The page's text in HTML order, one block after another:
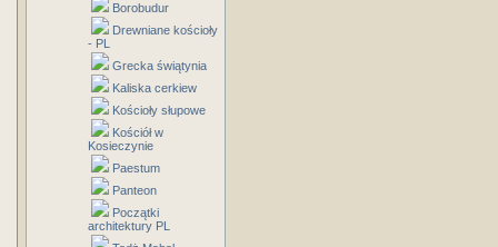
Borobudur
Drewniane kościoły
- PL
Grecka świątynia
Kaliska cerkiew
Kościoły słupowe
Kościół w
Kosieczynie
Paestum
Panteon
Początki
architektury PL